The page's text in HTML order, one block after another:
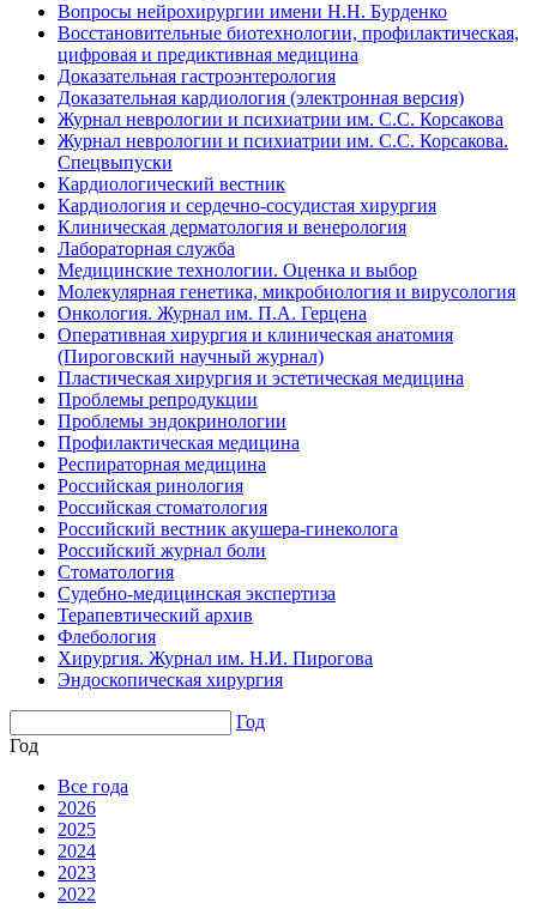
Вопросы нейрохирургии имени Н.Н. Бурденко
Восстановительные биотехнологии, профилактическая,
цифровая и предиктивная медицина
Доказательная гастроэнтерология
Доказательная кардиология (электронная версия)
Журнал неврологии и психиатрии им. С.С. Корсакова
Журнал неврологии и психиатрии им. С.С. Корсакова.
Спецвыпуски
Кардиологический вестник
Кардиология и сердечно-сосудистая хирургия
Клиническая дерматология и венерология
Лабораторная служба
Медицинские технологии. Оценка и выбор
Молекулярная генетика, микробиология и вирусология
Онкология. Журнал им. П.А. Герцена
Оперативная хирургия и клиническая анатомия
(Пироговский научный журнал)
Пластическая хирургия и эстетическая медицина
Проблемы репродукции
Проблемы эндокринологии
Профилактическая медицина
Респираторная медицина
Российская ринология
Российская стоматология
Российский вестник акушера-гинеколога
Российский журнал боли
Стоматология
Судебно-медицинская экспертиза
Терапевтический архив
Флебология
Хирургия. Журнал им. Н.И. Пирогова
Эндоскопическая хирургия
Год
Год
Все года
2026
2025
2024
2023
2022